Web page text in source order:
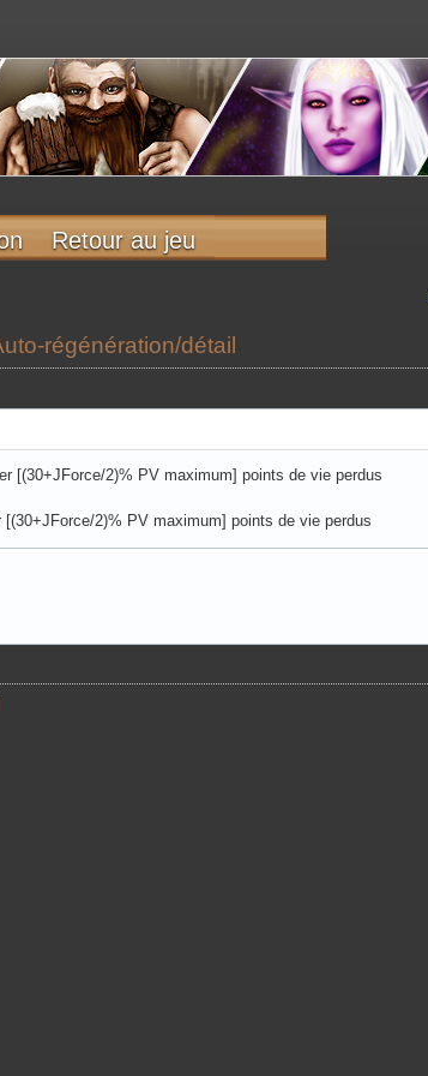
Retour au jeu
régénération/détail
[(30+JForce/2)% PV maximum] points de vie perdus
[(30+JForce/2)% PV maximum] points de vie perdus